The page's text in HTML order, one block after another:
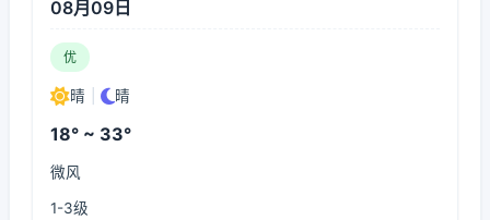
08月09日
优
晴 晴
18° ~ 33°
微风
1-3级